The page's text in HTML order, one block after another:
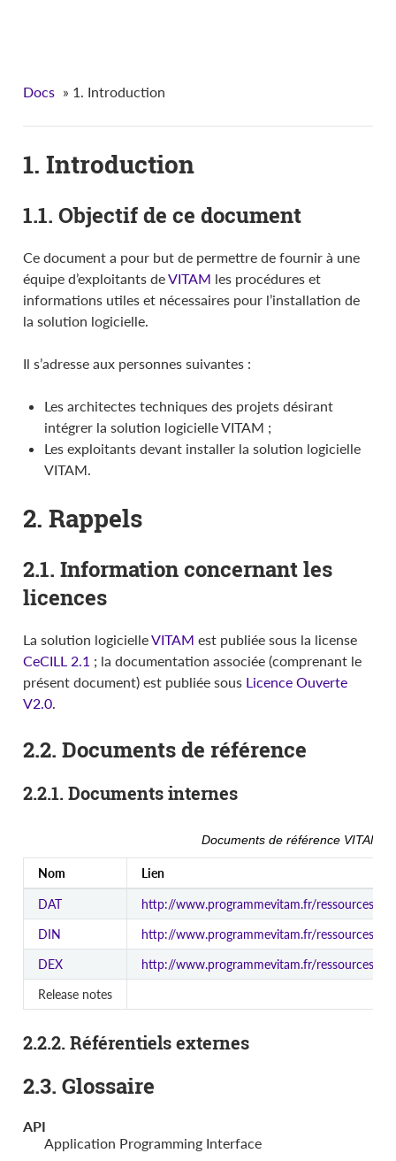
Docs » 1. Introduction
1. Introduction
1.1. Objectif de ce document
Ce document a pour but de permettre de fournir à une
équipe d’exploitants deVITAM les procédures et
informations utiles et nécessaires pour l’installation de
la solution logicielle.
Il s’adresse aux personnes suivantes :
Les architectes techniques des projets désirant
intégrer la solution logicielle VITAM ;
Les exploitants devant installer la solution logicielle
VITAM.
2. Rappels
2.1. Information concernant les
licences
La solution logicielleVITAM est publiée sous la license
CeCILL 2.1 ; la documentation associée (comprenant le
présent document) est publiée sous Licence Ouverte
V2.0.
2.2. Documents de référence
2.2.1. Documents internes
Documents de référence VITAM
Nom Lien
DAT
http://www.programmevitam.fr/ressources/
DIN
http://www.programmevitam.fr/ressources/
DEX
http://www.programmevitam.fr/ressources/
Release notes
2.2.2. Référentiels externes
2.3. Glossaire
API
Application Programming Interface